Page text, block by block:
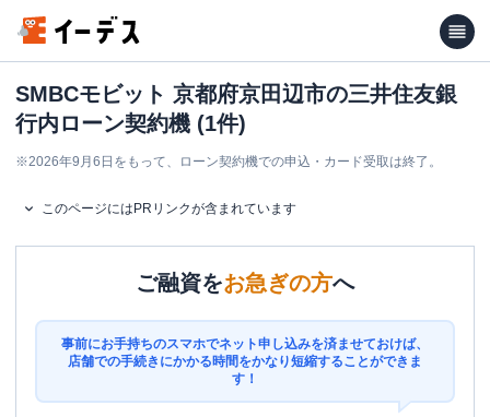
SMBCモビット 京都府京田辺市の三井住友銀
行内ローン契約機 (1件)
※2026年9月6日をもって、ローン契約機での申込・カード受取は終了。
このページにはPRリンクが含まれています
ご融資をお急ぎの方へ
事前にお手持ちのスマホでネット申し込みを済ませておけば、
店舗での手続きにかかる時間をかなり短縮することができま
す！